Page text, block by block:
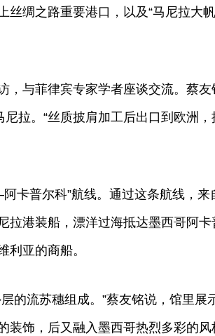
绸之路重要港口，以及“马尼拉大
与菲律宾专家学者座谈交流。蔡友
拉。“丝质披肩加工后出口到欧洲
普尔科”航线。通过这条航线，来
港装船，漂洋过海抵达墨西哥阿
利亚的商船。
流苏穗组成。”蔡友铭说，馆里展
装饰，后又融入墨西哥热烈多彩的